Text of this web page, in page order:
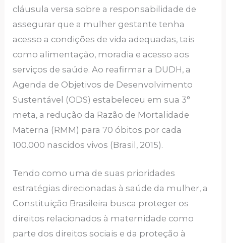
cláusula versa sobre a responsabilidade de
assegurar que a mulher gestante tenha
acesso a condições de vida adequadas, tais
como alimentação, moradia e acesso aos
serviços de saúde. Ao reafirmar a DUDH, a
Agenda de Objetivos de Desenvolvimento
Sustentável (ODS) estabeleceu em sua 3°
meta, a redução da Razão de Mortalidade
Materna (RMM) para 70 óbitos por cada
100.000 nascidos vivos (Brasil, 2015).
Tendo como uma de suas prioridades
estratégias direcionadas à saúde da mulher, a
Constituição Brasileira busca proteger os
direitos relacionados à maternidade como
parte dos direitos sociais e da proteção à